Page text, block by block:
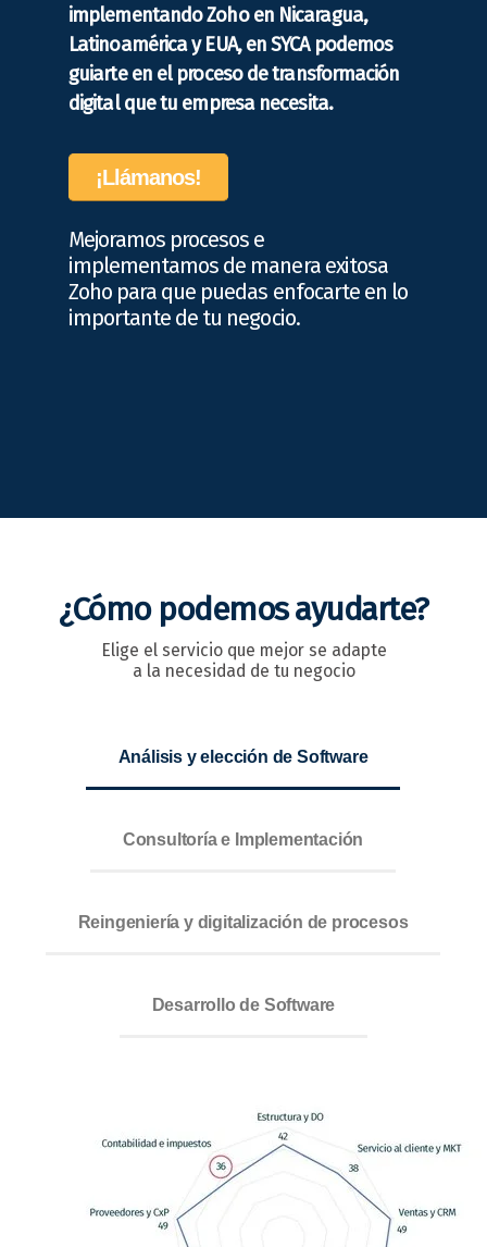
implementando Zoho en Nicaragua,
Latinoamérica y EUA, en SYCA podemos
guiarte en el proceso de transformación
digital que tu empresa necesita.
¡Llámanos!
Mejoramos procesos e
implementamos de manera exitosa
Zoho para que puedas enfocarte en lo
importante de tu negocio.
¿Cómo podemos ayudarte?
Elige el servicio que mejor se adapte
a la necesidad de tu negocio
Análisis y elección de Software
Consultoría e Implementación
Reingeniería y digitalización de procesos
Desarrollo de Software